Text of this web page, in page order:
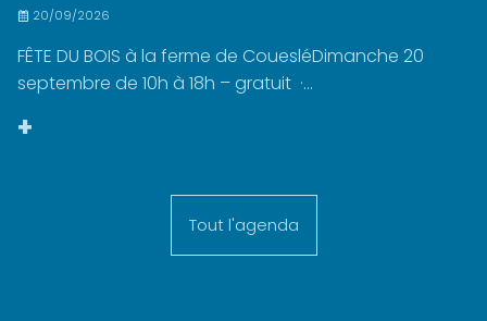
20/09/2026
FÊTE DU BOIS à la ferme de CouesléDimanche 20
septembre de 10h à 18h – gratuit ·...
+
Tout l'agenda